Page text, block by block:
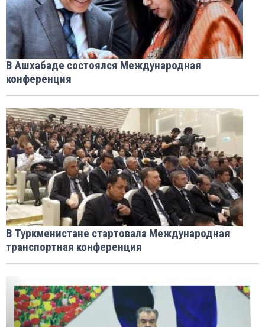
В Ашхабаде состоялся Международная
конференция
В Туркменистане стартовала Международная
транспортная конференция